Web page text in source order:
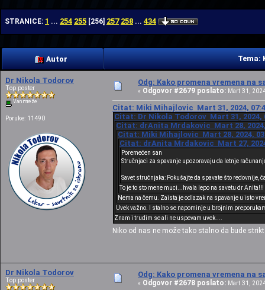
STRANICE: 1 ... 254 255 [256] 257 258 ... 434
Autor Tema:
Dr Nikola Todorov
Top poster
Van mreže
Poruke: 11490
Odg: Kako promena vremena na
« Odgovor #2679 poslato: Mart 31,
Citat: Miki Mihajlovic Mart 31, 2024,
Citat: Dr Nikola Todorov Mart 31, 2024,
Citat: drAnita Mrdakovic Mart 28, 2024,
Citat: Miki Mihajlovic Mart 28, 2024,
Citat: drAnita Mrdakovic Mart 27,
Poremećen san
Stručnjaci za spavanje upozoravaju da letnje
Savet stručnjaka: Pokušajte da spavate što redovnije,
To je to sto mene muci...hvala lepo na savetu dr Anita!!!
Nema na čemu. Zaista je odlazak na spavanje u isto
Uvek važno. I stalno se napominje u brojnim
Znam i trudim se ali ne uspevam uvek....
Niko od nas ne može tako stalno da bude
Dr Nikola Todorov
Top poster
Odg: Kako promena vremena na
« Odgovor #2678 poslato: Mart 31,